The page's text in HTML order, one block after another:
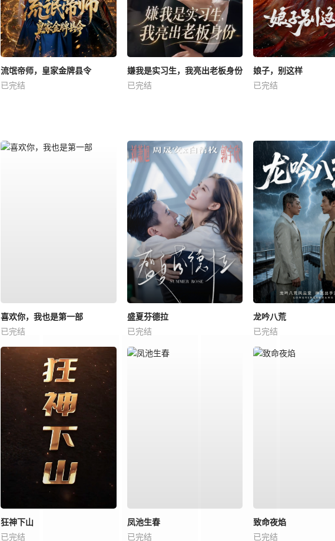
流氓帝师，皇家金牌县令
已完结
嫌我是实习生，我亮出老板身份
已完结
娘子，别这样
已完结
喜欢你，我也是第一部
已完结
盛夏芬德拉
已完结
龙吟八荒
已完结
狂神下山
已完结
凤池生春
已完结
致命夜焰
已完结